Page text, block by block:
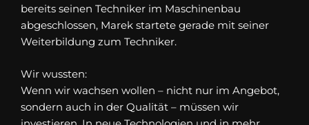
bereits seinen Techniker im Maschinenbau
abgeschlossen, Marek startete gerade mit seiner
Weiterbildung zum Techniker.
Wir wussten:
Wenn wir wachsen wollen – nicht nur im Angebot,
sondern auch in der Qualität – müssen wir